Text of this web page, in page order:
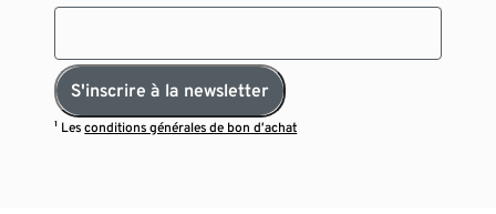
S'inscrire à la newsletter
¹ Lesconditions générales de bon d’achat